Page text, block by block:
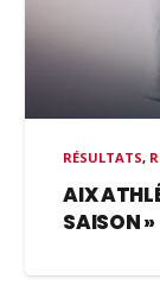
RÉSULTATS,
AIX
SAISON »